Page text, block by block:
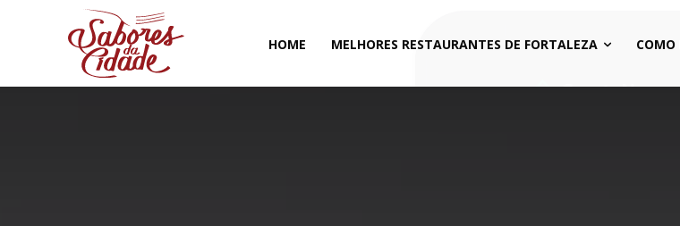
HOME MELHORES RESTAURANTES DE FORTALEZA COMO